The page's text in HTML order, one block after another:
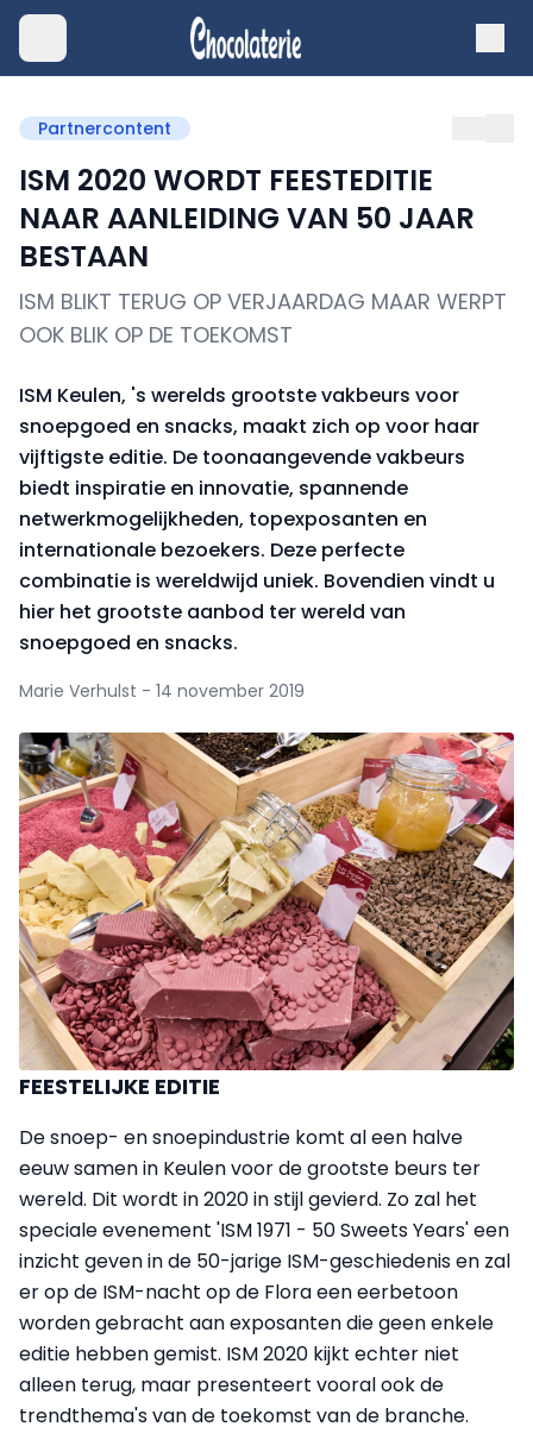
Partnercontent
ISM 2020 WORDT FEESTEDITIE
NAAR AANLEIDING VAN 50 JAAR
BESTAAN
ISM BLIKT TERUG OP VERJAARDAG MAAR WERPT
OOK BLIK OP DE TOEKOMST
ISM Keulen, 's werelds grootste vakbeurs voor
snoepgoed en snacks, maakt zich op voor haar
vijftigste editie. De toonaangevende vakbeurs
biedt inspiratie en innovatie, spannende
netwerkmogelijkheden, topexposanten en
internationale bezoekers. Deze perfecte
combinatie is wereldwijd uniek. Bovendien vindt u
hier het grootste aanbod ter wereld van
snoepgoed en snacks.
Marie Verhulst - 14 november 2019
FEESTELIJKE EDITIE
De snoep- en snoepindustrie komt al een halve
eeuw samen in Keulen voor de grootste beurs ter
wereld. Dit wordt in 2020 in stijl gevierd. Zo zal het
speciale evenement 'ISM 1971 - 50 Sweets Years' een
inzicht geven in de 50-jarige ISM-geschiedenis en zal
er op de ISM-nacht op de Flora een eerbetoon
worden gebracht aan exposanten die geen enkele
editie hebben gemist. ISM 2020 kijkt echter niet
alleen terug, maar presenteert vooral ook de
trendthema's van de toekomst van de branche.